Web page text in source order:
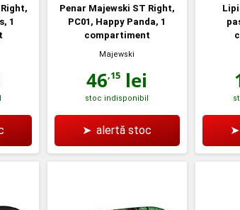
1
Penar Majewski ST Right,
PC01, Happy Panda, 1
compartiment
Majewski
46,15 lei
stoc indisponibil
➤ alertă stoc ➤